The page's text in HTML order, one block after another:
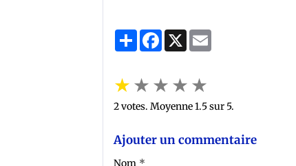
PartagerFacebook
X
★★★★★
2votes. Moyenne1.5sur 5.
Ajouter un commentaire
Nom